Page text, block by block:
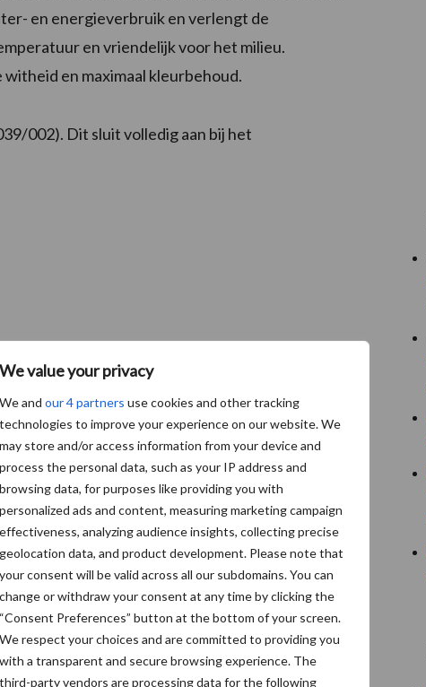
We value your privacy
We and our 4 partners use cookies and other tracking
technologies to improve your experience on our website. We
may store and/or access information from your device and
process the personal data, such as your IP address and
browsing data, for purposes like providing you with
personalized ads and content, measuring marketing campaign
effectiveness, analyzing audience insights, collecting precise
geolocation data, and product development. Please note that
your consent will be valid across all our subdomains. You can
change or withdraw your consent at any time by clicking the
“Consent Preferences” button at the bottom of your screen.
We respect your choices and are committed to providing you
with a transparent and secure browsing experience. The
third-party vendors are processing data for the following
en energieverbruik en verlengt de
en vriendelijk voor het milieu.
en maximaal kleurbehoud.
002). Dit sluit volledig aan bij het